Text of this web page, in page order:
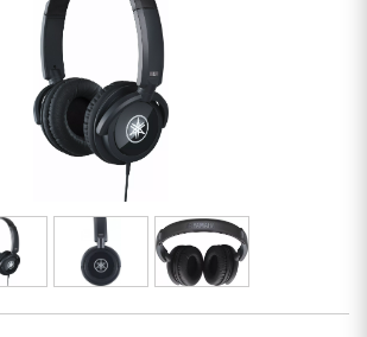
Pianos
Sampleurs